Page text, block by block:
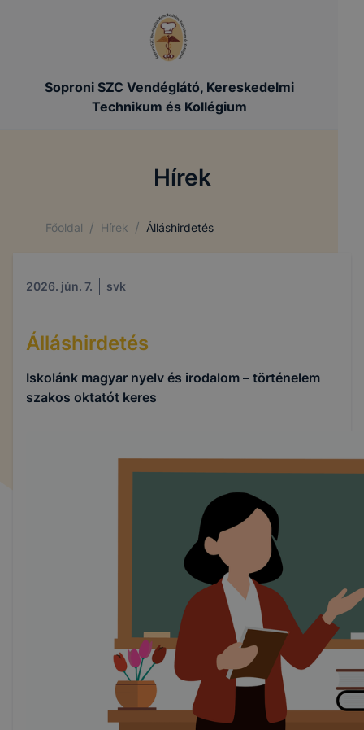
Soproni SZC Vendéglátó, Kereskedelmi
Technikum és Kollégium
Hírek
Főoldal / Hírek / Álláshirdetés
2026. jún. 7. svk
Álláshirdetés
Iskolánk magyar nyelv és irodalom – történelem
szakos oktatót keres